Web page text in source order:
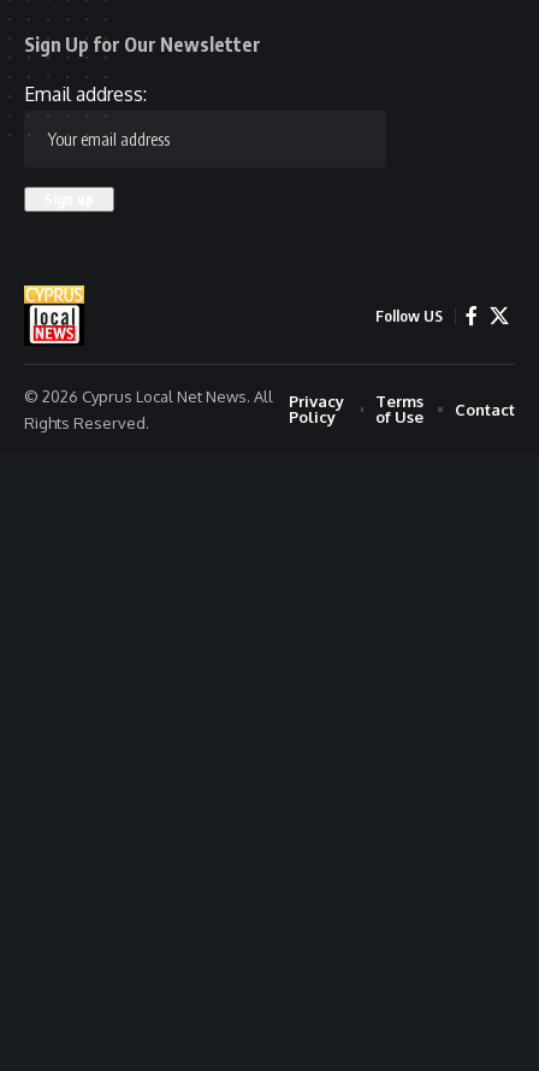
Sign Up for Our Newsletter
Email address:
Follow US
© 2026 Cyprus Local Net News. All
Rights Reserved.
Privacy
Policy
Terms
of Use
Contact